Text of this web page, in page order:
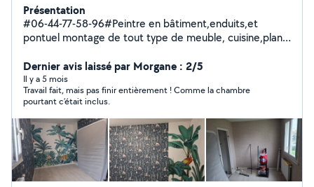
Présentation
#06-44-77-58-96#Peintre en bâtiment,enduits,et
pontuel montage de tout type de meuble, cuisine,plan
quelques soient les travaux que vous envisagez de faire
veiller me contacter. Et pour tout ce qui concerne les
vitrines qu'elle que soit le type de verre,je suis
preneur.... Et je réponds au 06 quarante 4 soixante-dix 7
cinquante 8 quatre vingts quinze. Cordialement.
Dernier avis laissé par Morgane : 2/5
Il y a 5 mois
Travail fait, mais pas finir entièrement ! Comme la chambre
pourtant c’était inclus.